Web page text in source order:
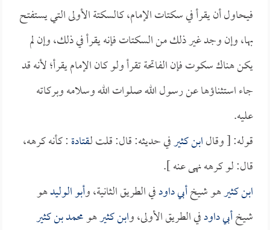
فيحاول أن يقرأ في سكتات الإمام، كالسكتة الأولى التي يستفتح
بها، وإن وجد غير ذلك من السكتات فإنه يقرأ في ذلك، وإن لم
يكن هناك سكوت فإن الفاتحة تقرأ ولو كان الإمام يقرأ؛ لأنه قد
جاء استثناؤها عن رسول الله صلوات الله وسلامه وبركاته
عليه.
قوله: [ وقالابن كثيرفي حديثه: قال: قلت لـقتادة: كأنه كرهه،
قال: لو كرهه نهى عنه ].
ابن كثيرهو شيخأبي داودفي الطريق الثانية، وأبو الوليدهو
شيخأبي داودفي الطريق الأولى، وابن كثيرهومحمد بن كثير